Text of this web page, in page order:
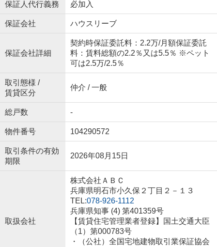
保証人代行義務 必加入
保証会社 ハウスリーブ
保証会社詳細
契約時保証委託料：2.2万/月額保証委託
料：賃料総額の2.2％又は5.5％ ※ペット
可は2.5万/2.5％
取引態様 /
賃貸区分
仲介 / 一般
総戸数 -
物件番号 104290572
取引条件の有効
期限
2026年08月15日
取扱会社
株式会社ＡＢＣ
兵庫県明石市小久保２丁目２－１３
TEL:078-926-1112
兵庫県知事 (4) 第401359号
【賃貸住宅管理業者登録】国土交通大臣
（1）第000783号
・（公社）全国宅地建物取引業保証協会